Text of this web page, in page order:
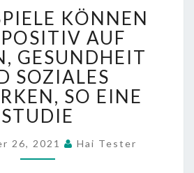
KÖNNEN
SICH
POSITIV
AUF
LERNEN,
GESUNDHEIT
UND
SOZIALES
AUSWIRKEN,
SO
KÖNNEN
AUF
GESUNDHEIT
SOZIALES
SO EINE
STUDIE
26, 2021 Hai Tester